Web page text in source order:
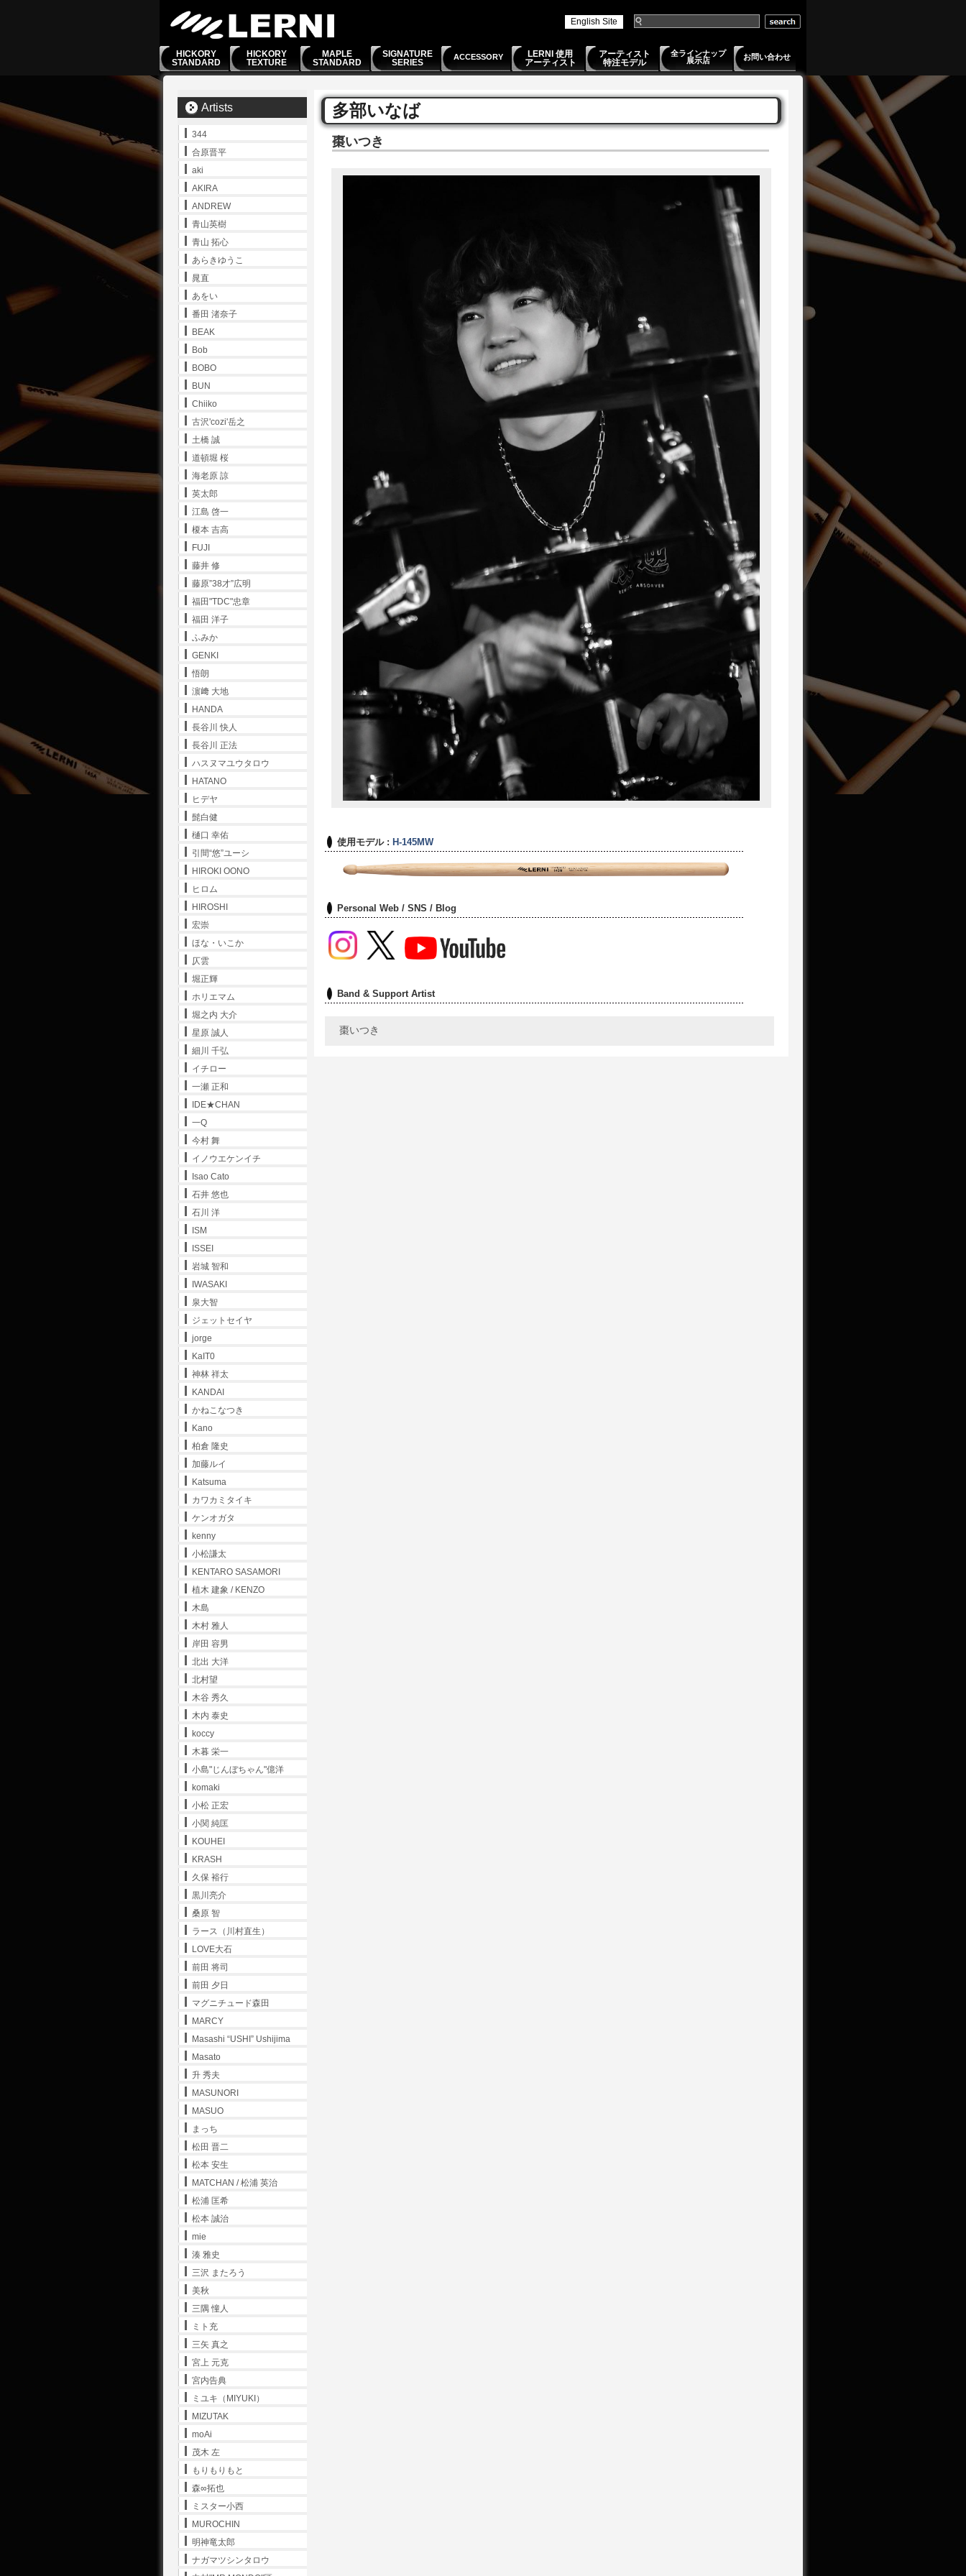
English Site
HICKORY
STANDARD
HICKORY
TEXTURE
MAPLE
STANDARD
SIGNATURE
SERIES
ACCESSORY
LERNI 使用
アーティスト
アーティスト
特注モデル
全ラインナップ
展示店
お問い合わせ
多部いなば
棗いつき
使用モデル : H-145MW
Personal Web / SNS / Blog
Band & Support Artist
棗いつき
Artists
344
合原晋平
aki
AKIRA
ANDREW
青山英樹
青山 拓心
あらきゆうこ
晁直
あをい
番田 渚奈子
BEAK
Bob
BOBO
BUN
Chiiko
古沢'cozi'岳之
土橋 誠
道頓堀 桜
海老原 諒
英太郎
江島 啓一
榎本 吉高
FUJI
藤井 修
藤原”38才”広明
福田"TDC"忠章
福田 洋子
ふみか
GENKI
悟朗
濵﨑 大地
HANDA
長谷川 快人
長谷川 正法
ハスヌマユウタロウ
HATANO
ヒデヤ
髭白健
樋口 幸佑
引間“悠”ユーシ
HIROKI OONO
ヒロム
HIROSHI
宏崇
ほな・いこか
仄雲
堀正輝
ホリエマム
堀之内 大介
星原 誠人
細川 千弘
イチロー
一瀬 正和
IDE★CHAN
一Q
今村 舞
イノウエケンイチ
Isao Cato
石井 悠也
石川 洋
ISM
ISSEI
岩城 智和
IWASAKI
泉大智
ジェットセイヤ
jorge
KaIT0
神林 祥太
KANDAI
かねこなつき
Kano
柏倉 隆史
加藤ルイ
Katsuma
カワカミタイキ
ケンオガタ
kenny
小松謙太
KENTARO SASAMORI
植木 建象 / KENZO
木島
木村 雅人
岸田 容男
北出 大洋
北村望
木谷 秀久
木内 泰史
koccy
木暮 栄一
小島"じんぼちゃん"億洋
komaki
小松 正宏
小関 純匡
KOUHEI
KRASH
久保 裕行
黒川亮介
桑原 智
ラース（川村直生）
LOVE大石
前田 将司
前田 夕日
マグニチュード森田
MARCY
Masashi “USHI” Ushijima
Masato
升 秀夫
MASUNORI
MASUO
まっち
松田 晋二
松本 安生
MATCHAN / 松浦 英治
松浦 匡希
松本 誠治
mie
湊 雅史
三沢 またろう
美秋
三隅 憧人
ミト充
三矢 真之
宮上 元克
宮内告典
ミユキ（MIYUKI）
MIZUTAK
moAi
茂木 左
もりもりもと
森∞拓也
ミスター小西
MUROCHIN
明神竜太郎
ナガマツシンタロウ